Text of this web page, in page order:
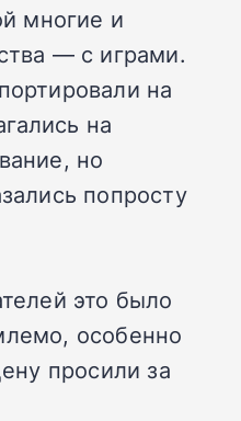
многие и
— с играми.
на
на
но
попросту
это было
особенно
просили за